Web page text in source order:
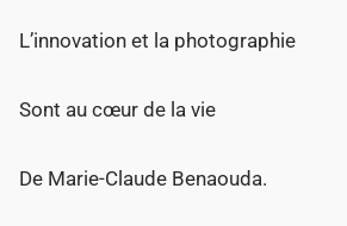
L’innovation et la photographie
Sont au cœur de la vie
De Marie-Claude Benaouda.